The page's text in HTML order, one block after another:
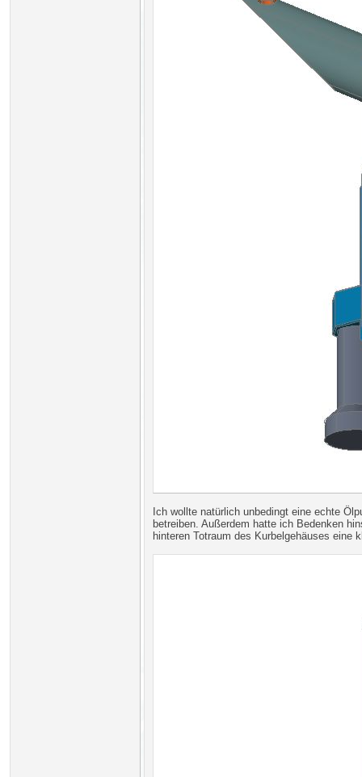
Ich wollte natürlich unbedingt eine echte
betreiben. Außerdem hatte ich Bedenken
hinteren Totraum des Kurbelgehäuses eine